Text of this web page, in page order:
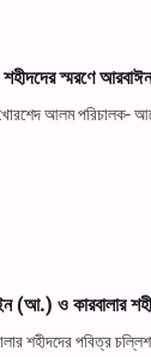
শহীদদের স্মরণে
আলম পরিচালক- আলে
(আ.) ও কারবালার
শহীদদের পবিত্র